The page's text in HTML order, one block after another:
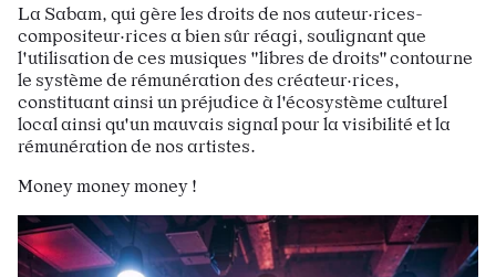
La Sabam, qui gère les droits de nos auteur·rices-
compositeur·rices a bien sûr réagi, soulignant que
l'utilisation de ces musiques "libres de droits" contourne
le système de rémunération des créateur·rices,
constituant ainsi un préjudice à l'écosystème culturel
local ainsi qu'un mauvais signal pour la visibilité et la
rémunération de nos artistes.
Money money money !